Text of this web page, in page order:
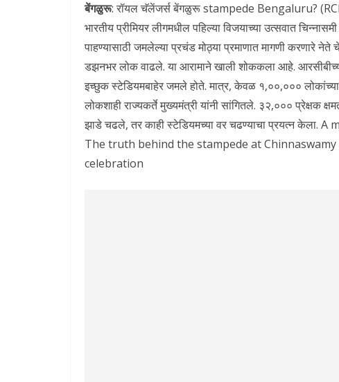
बेंगळुरू: रॉयल चॅलेंजर्स बेंगळुरू stampede Bengaluru?
भारतीय प्रीमियर लीगमधील पहिल्या विजयाच्या उत्सवात
पाहण्यासाठी जमलेल्या प्रचंड मोठ्या प्रमाणात मागणी करणारे नेते
डझनभर लोक वाढले. या आरामाने खाली शोककला आहे.
इच्छुक स्टेडियमबाहेर जमले होते. मात्र, केवळ १,००,०००
लोकशाही राज्यकर्ते मुख्यमंत्री यांनी सांगितले. ३२,००० प्रेक्षक
झाडे चढले, तर काही स्टेडियमच्या वर चढण्याचा प्रयत्न
The truth behind the stampede at Chinnaswamy
celebration